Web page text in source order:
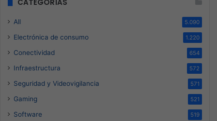
CATEGORÍAS
All 5.090
Electrónica de consumo 1.220
Conectividad 654
Infraestructura 572
Seguridad y Videovigilancia 571
Gaming 521
Software 519